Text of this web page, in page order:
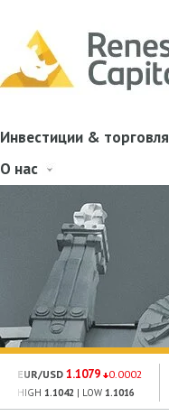
Инвестиции & торговля
О нас
EUR/USD 1.1079 0.0002
HIGH 1.1042 | LOW 1.1016